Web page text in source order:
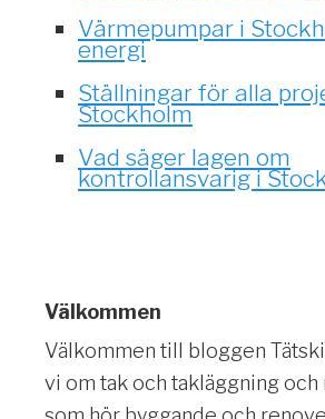
Värmepumpar i
energi
Ställningar för alla
Stockholm
Vad säger lagen om
kontrollansvarig i
Välkommen
Välkommen till bloggen
vi om tak och takläggning och